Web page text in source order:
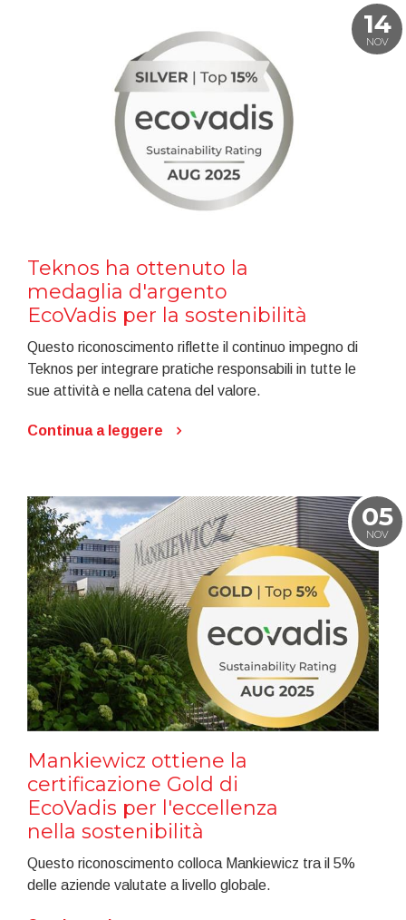
14
NOV
Teknos ha ottenuto la
medaglia d'argento
EcoVadis per la sostenibilità
Questo riconoscimento riflette il continuo impegno di
Teknos per integrare pratiche responsabili in tutte le
sue attività e nella catena del valore.
Continua a leggere
05
NOV
Mankiewicz ottiene la
certificazione Gold di
EcoVadis per l'eccellenza
nella sostenibilità
Questo riconoscimento colloca Mankiewicz tra il 5%
delle aziende valutate a livello globale.